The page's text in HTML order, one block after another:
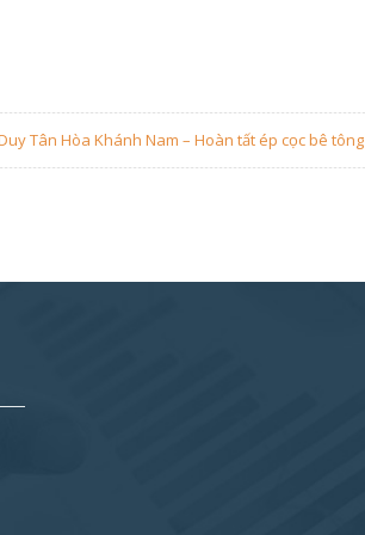
Tân Hòa Khánh Nam – Hoàn tất ép cọc bê tông